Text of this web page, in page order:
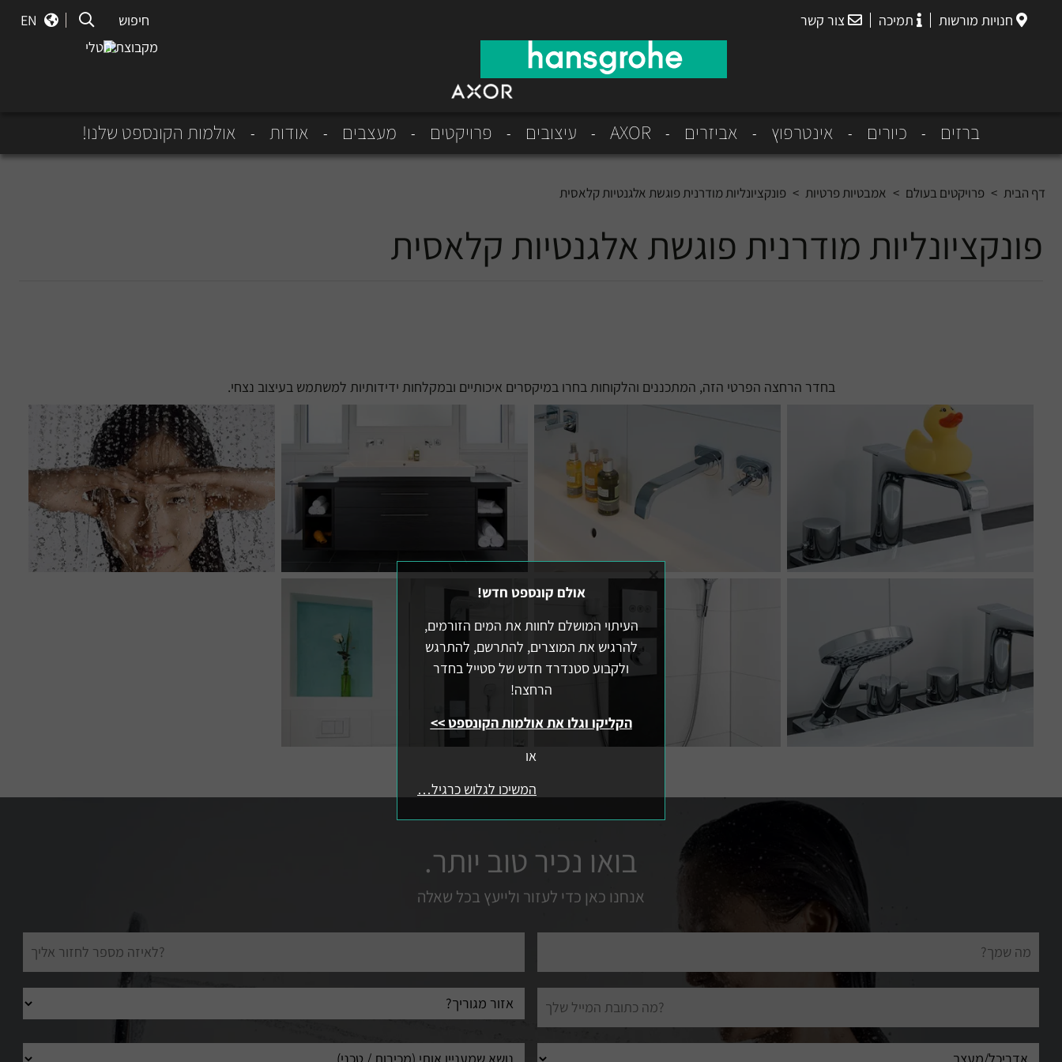
חנויות מורשות תמיכה צור קשר חיפוש
EN
מקבוצת נוטלי
ברזים כיורים אינטרפוץ אביזרים AXOR עיצובים פרויקטים מעצבים אודות אולמות הקונספט שלנו!
דף הבית > פרויקטים בעולם > אמבטיות פרטיות > פונקציונליות מודרנית פוגשת אלגנטיות קלאסית
פונקציונליות מודרנית פוגשת אלגנטיות קלאסית
בחדר הרחצה הפרטי הזה, המתכננים והלקוחות בחרו במיקסרים איכותיים ובמקלחות ידידותיות למשתמש בעיצוב נצחי.
בואו נכיר טוב יותר.
אנחנו כאן כדי לעזור ולייעץ בכל שאלה
עיר
מגורים
אולם קונספט חדש!
העיתוי המושלם לחוות את המים הזורמים,
להרגיש את המוצרים, להתרשם, להתרגש
ולקבוע סטנדרד חדש של סטייל בחדר
הרחצה!
הקליקו וגלו את אולמות הקונספט >>
או
המשיכו לגלוש כרגיל…
×